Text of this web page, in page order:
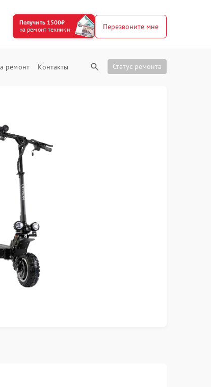
Получить 1500₽
на ремонт техники
Перезвоните мне
ремонт Контакты Статус ремонта